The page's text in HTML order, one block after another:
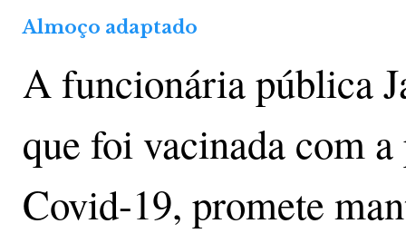
Almoço adaptado
A funcionária pública
que foi vacinada com
Covid-19, promete